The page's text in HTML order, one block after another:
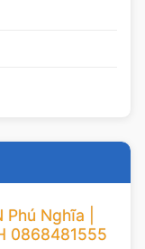
Nghĩa |
0868481555